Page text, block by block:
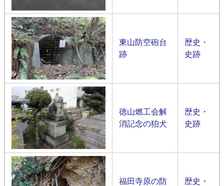
東山防空砲台
跡
歴史・
史跡
徳山燃工会解
消記念の狛犬
歴史・
史跡
福田寺原の防
歴史・